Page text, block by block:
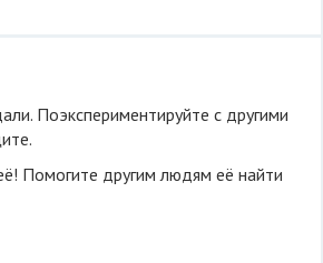
Поэкспериментируйте с другими
Помогите другим людям её найти